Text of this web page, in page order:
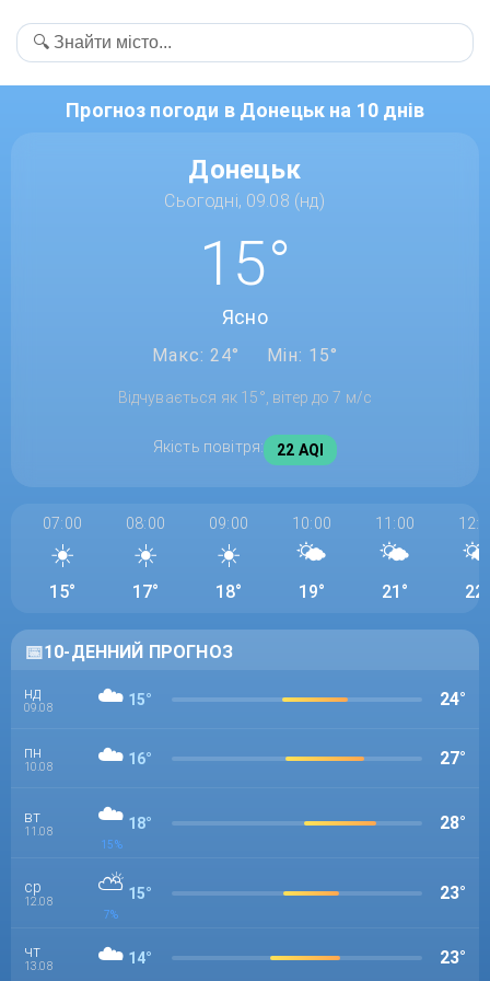
Прогноз погоди в Донецьк на 10 днів
Донецьк
Сьогодні, 09.08 (нд)
15°
Ясно
Макс: 24° Мін: 15°
Відчувається як 15°, вітер до 7 м/с
Якість повітря: 22 AQI
07:00
☀️
15°
08:00
☀️
17°
09:00
☀️
18°
10:00
🌤️
19°
11:00
🌤️
21°
📅10-ДЕННИЙ ПРОГНОЗ
нд
09.08 ☁️ 15° 24°
пн
10.08 ☁️ 16° 27°
вт
11.08
☁️
15%
18° 28°
ср
12.08
⛅
7%
15° 23°
чт
13.08 ☁️ 14° 23°